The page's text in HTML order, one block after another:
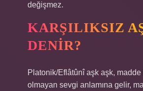
değişmez.
KARŞILIKSIZ
DENIR?
Platonik/Eflâtûnî aşk aşk,
olmayan sevgi anlamına gelir,